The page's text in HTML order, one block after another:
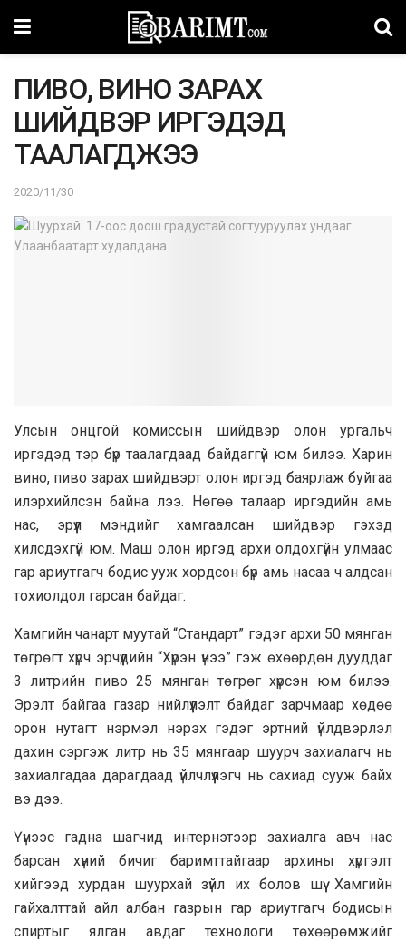
ПИВО, ВИНО ЗАРАХ
ШИЙДВЭР ИРГЭДЭД
ТААЛАГДЖЭЭ
2020/11/30
Улсын онцгой комиссын шийдвэр олон ургальч
иргэдэд тэр бүр таалагдаад байдаггүй юм билээ. Харин
вино, пиво зарах шийдвэрт олон иргэд баярлаж буйгаа
илэрхийлсэн байна лээ. Нөгөө талаар иргэдийн амь
нас, эрүүл мэндийг хамгаалсан шийдвэр гэхэд
хилсдэхгүй юм. Маш олон иргэд apхи олдохгүйн улмаас
гар ариутгагч бодис ууж хордсон бүр амь насаа ч алдсан
тохиолдол гарсан байдаг.
Хамгийн чанарт муутай “Стандарт” гэдэг apxи 50 мянган
төгрөгт хүрч эрчүүдийн “Хүрэн үнээ” гэж өхөөрдөн дууддаг
3 литрийн пиво 25 мянган төгрөг хүрсэн юм билээ.
Эрэлт байгаа газар нийлүүлэлт байдаг зарчмаар хөдөө
орон нутагт нэрмэл нэрэх гэдэг эртний үйлдвэрлэл
дахин сэргэж литр нь 35 мянгаар шуурч захиалагч нь
захиалгадаа дарагдаад үйлчлүүлэгч нь сахиад сууж байх
вэ дээ.
Үүнээс гадна шагчид интернэтээр захиалга авч нас
барсан хүний бичиг баримттайгаар apxины хүргэлт
хийгээд хурдан шуурхай зүйл их болов шүү. Хамгийн
гайхалттай айл албан газрын гар ариутгагч бодисын
спиртыг ялган авдаг технологи төхөөрөмжийг